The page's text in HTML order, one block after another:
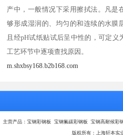
产中，一般情况下采用擦拭法。凡是
够形成湿润的、均匀的和连续的水膜
且经pH试纸贴试后呈中性的，可定
工艺环节中逐项查找原因。
m.shxbsy168.b2b168.com
主营产品：宝钢彩钢板 宝钢氟碳彩钢板 宝钢高耐候
版权所有：上海轩本实